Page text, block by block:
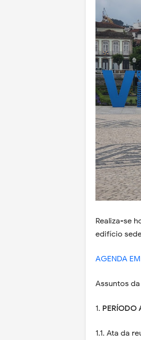
Realiza-se
edifício
AGENDA
Assuntos
1. PERÍODO
1.1. Ata da